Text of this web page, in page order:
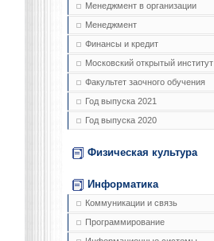
Менеджмент в организации
Менеджмент
Финансы и кредит
Московский открытый институт
Факультет заочного обучения
Год выпуска 2021
Год выпуска 2020
Физическая культура
Информатика
Коммуникации и связь
Программирование